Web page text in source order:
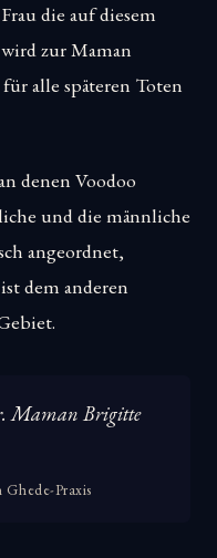
die auf diesem
zur Maman
alle späteren Toten
denen Voodoo
und die männliche
angeordnet,
dem anderen
Maman Brigitte
Praxis